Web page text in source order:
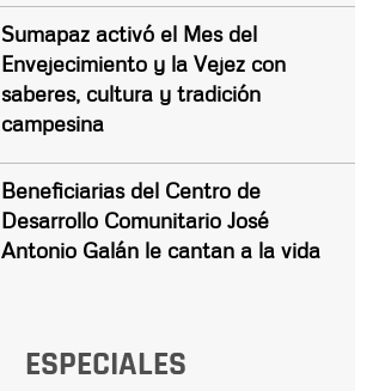
Sumapaz activó el Mes del
Envejecimiento y la Vejez con
saberes, cultura y tradición
campesina
Beneficiarias del Centro de
Desarrollo Comunitario José
Antonio Galán le cantan a la vida
ESPECIALES